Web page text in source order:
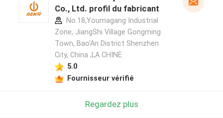
Co., Ltd. profil du fabricant
No.18,Youmagang Industrial
Zone, JiangShi Village Gongming
Town, Bao'An District Shenzhen
City, China ,LA CHINE
5.0
Fournisseur vérifié
Regardez plus